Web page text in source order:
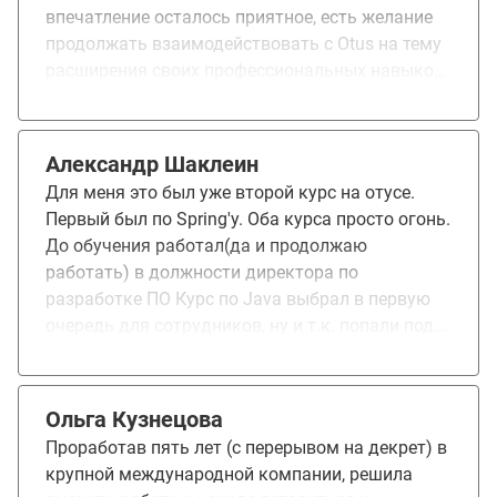
впечатление осталось приятное, есть желание
продолжать взаимодействовать с Otus на тему
собеседования - хотелось бы видеть подобный
Александр Шаклеин
Для меня это был уже второй курс на отусе.
Первый был по Spring'у. Оба курса просто огонь.
До обучения работал(да и продолжаю
работать) в должности директора по
разработке ПО Курс по Java выбрал в первую
сравнивать с другими платформами(не буду
профессиональный уровень преподавателей, а
также их умение преподнести материал.
Немаловажно то, что в подготовке материала
Ольга Кузнецова
Проработав пять лет (с перерывом на декрет) в
крупной международной компании, решила